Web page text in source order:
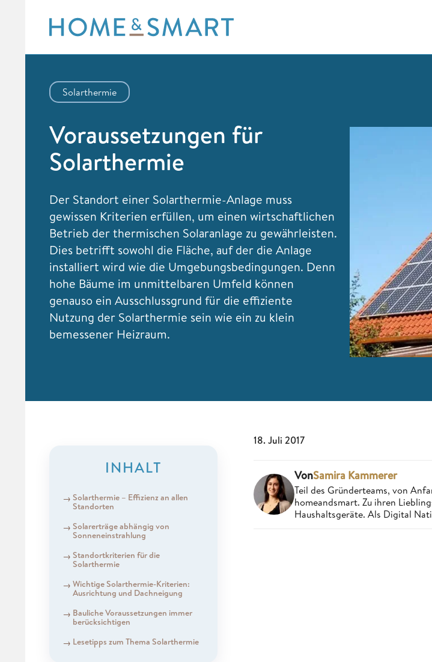
content
Solarthermie
Voraussetzungen für
Solarthermie
Der Standort einer Solarthermie-Anlage muss
gewissen Kriterien erfüllen, um einen wirtschaftlichen
Betrieb der thermischen Solaranlage zu gewährleisten.
Dies betrifft sowohl die Fläche, auf der die Anlage
installiert wird wie die Umgebungsbedingungen. Denn
hohe Bäume im unmittelbaren Umfeld können
genauso ein Ausschlussgrund für die effiziente
Nutzung der Solarthermie sein wie ein zu klein
bemessener Heizraum.
INHALT
Solarthermie – Effizienz an allen
Standorten
Solarerträge abhängig von
Sonneneinstrahlung
Standortkriterien für die
Solarthermie
Wichtige Solarthermie-Kriterien:
Ausrichtung und Dachneigung
Bauliche Voraussetzungen immer
berücksichtigen
Lesetipps zum Thema Solarthermie
18. Juli 2017
VonSamira Kammerer
Teil des Gründerteams, von
homeandsmart. Zu ihren
Haushaltsgeräte. Als Digital